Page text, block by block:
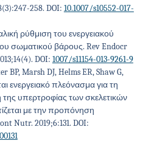
258. DOI: 10.1007/s10552-017-
ρύθμιση του ενεργειακού
σωματικού βάρους. Rev Endocr
DOI: 1007/s11154-013-9261-9
BP, Marsh DJ, Helms ER, Shaw G,
ενεργειακό πλεόνασμα για τη
της υπερτροφίας των σκελετικών
με την προπόνηση
Nutr. 2019;6:131. DOI: